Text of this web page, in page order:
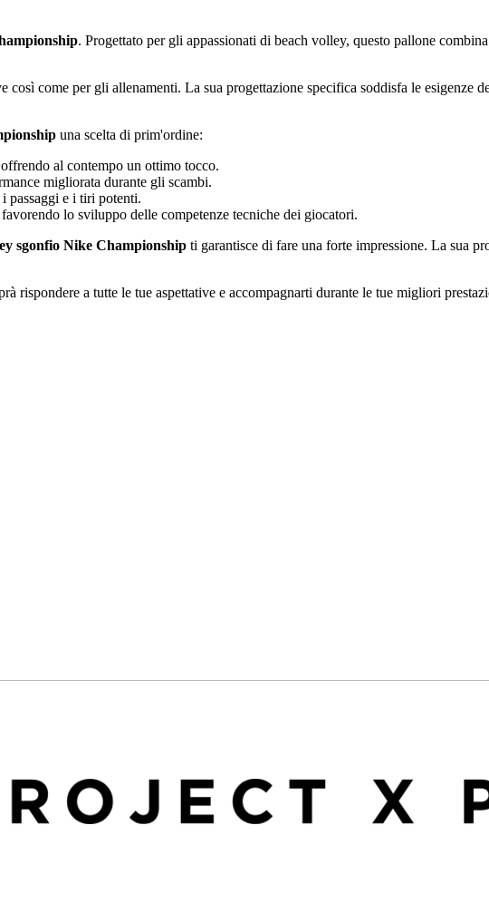
. Progettato per gli appassionati di beach volley, questo pallone
così come per gli allenamenti. La sua progettazione specifica soddisfa le esigenze
una scelta di prim'ordine:
al contempo un ottimo tocco.
migliorata durante gli scambi.
passaggi e i tiri potenti.
lo sviluppo delle competenze tecniche dei giocatori.
sgonfio Nike Championship ti garantisce di fare una forte impressione. La sua
rispondere a tutte le tue aspettative e accompagnarti durante le tue migliori